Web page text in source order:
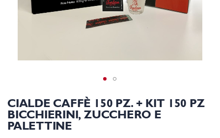
CIALDE CAFFÈ 150 PZ. + KIT 150 PZ
BICCHIERINI, ZUCCHERO E
PALETTINE